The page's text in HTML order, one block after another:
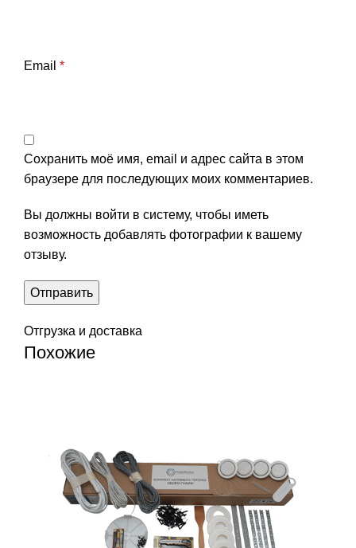
Email *
Сохранить моё имя, email и адрес сайта в этом
браузере для последующих моих комментариев.
Вы должны войти в систему, чтобы иметь
возможность добавлять фотографии к вашему
отзыву.
Отгрузка и доставка
Похожие